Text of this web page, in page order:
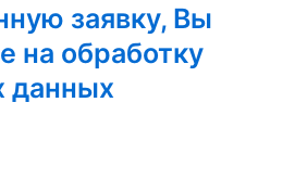
заявку, Вы
на обработку
данных